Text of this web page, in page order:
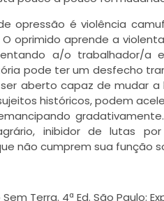
opressão é violência
oprimido aprende a
a/o trabalhador/a
pode ter um desfecho
aberto capaz de mudar a
históricos, podem
inibidor de lutas
não cumprem sua função
Terra. 4ª Ed. São Paulo: